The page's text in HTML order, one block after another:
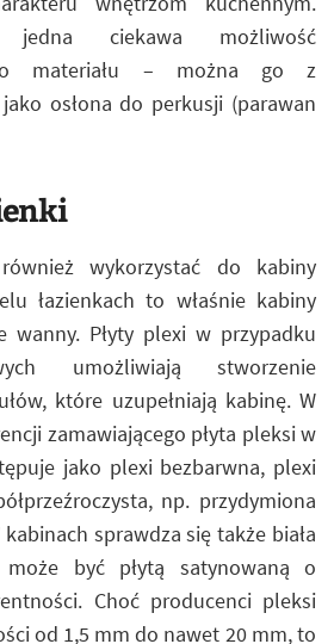
jedna ciekawa możliwość
materiału – można go z
osłona do perkusji (parawan
wykorzystać do kabiny
łazienkach to właśnie kabiny
wanny. Płyty plexi w przypadku
umożliwiają stworzenie
które uzupełniają kabinę. W
zamawiającego płyta pleksi w
jako plexi bezbarwna, plexi
np. przydymiona
sprawdza się także biała
być płytą satynowaną o
Choć producenci pleksi
od 1,5 mm do nawet 20 mm, to